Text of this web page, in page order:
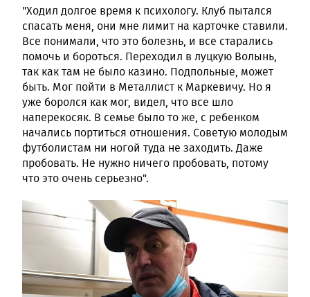
"Ходил долгое время к психологу. Клуб пытался
спасать меня, они мне лимит на карточке ставили.
Все понимали, что это болезнь, и все старались
помочь и бороться. Переходил в луцкую Волынь,
так как там не было казино. Подпольные, может
быть. Мог пойти в Металлист к Маркевичу. Но я
уже боролся как мог, видел, что все шло
наперекосяк. В семье было то же, с ребенком
начались портиться отношения. Советую молодым
футболистам ни ногой туда не заходить. Даже
пробовать. Не нужно ничего пробовать, потому
что это очень серьезно".